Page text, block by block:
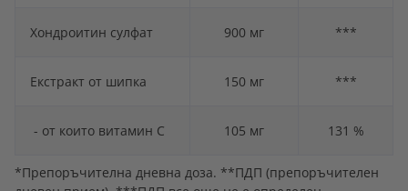
Хондроитин сулфат 900 мг ***
Екстракт от шипка 150 мг ***
- от които витамин С 105 мг 131 %
*Препоръчителна дневна доза. **ПДП (препоръчителен